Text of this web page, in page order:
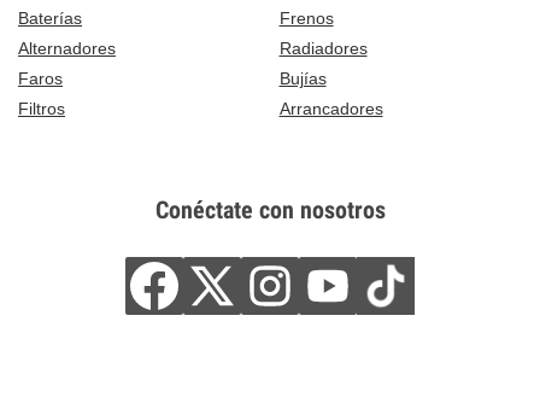
Baterías
Frenos
Alternadores
Radiadores
Faros
Bujías
Filtros
Arrancadores
Conéctate con nosotros